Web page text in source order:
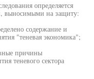
определяется
выносимыми на защиту:
содержание и
"теневая экономика";
причины
теневого сектора